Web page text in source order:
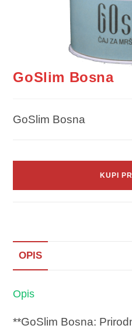
GoSlim Bosna
GoSlim Bosna
KUPI
OPIS
Opis
**GoSlim Bosna: